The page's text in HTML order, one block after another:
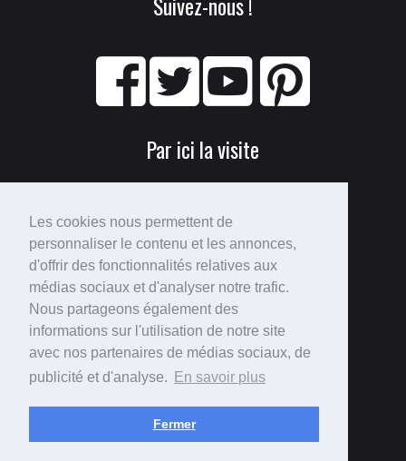
Les cookies nous permettent de
personnaliser le contenu et les annonces,
d'offrir des fonctionnalités relatives aux
médias sociaux et d'analyser notre trafic.
Nous partageons également des
informations sur l'utilisation de notre site
avec nos partenaires de médias sociaux, de
publicité et d'analyse.
En savoir plus
Fermer
Par ici la visite
Perdu ?
Voici le plan du site!